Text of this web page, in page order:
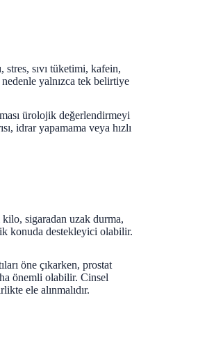
stres, sıvı tüketimi, kafein,
yalnızca tek belirtiye
ürolojik değerlendirmeyi
idrar yapamama veya hızlı
kilo, sigaradan uzak durma,
konuda destekleyici olabilir.
öne çıkarken, prostat
önemli olabilir. Cinsel
ele alınmalıdır.